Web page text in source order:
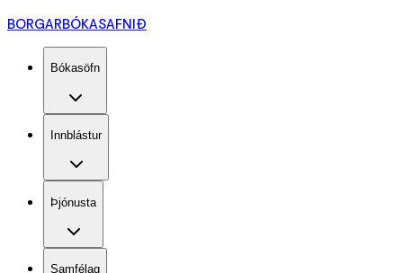
BORGARBÓKASAFNIÐ
Bókasöfn
Innblástur
Þjónusta
Samfélag